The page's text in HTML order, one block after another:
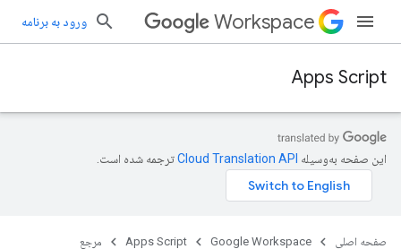
Workspace ورود به برنامه
Apps Script
این صفحه به‌وسیله ترجمه شده است.
صفحه اصلی Google Workspace
Apps Script مرجع